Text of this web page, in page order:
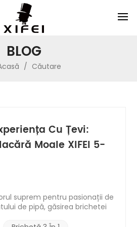
BLOG
/ Căutare
Cu Țevi:
Moale XIFEI 5-
suprem pentru pasionații de
de pipă, găsirea brichetei